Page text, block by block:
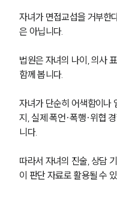
자녀가 면접교섭을 거부한
은 아닙니다.
법원은 자녀의 나이, 의사
함께 봅니다.
자녀가 단순히 어색함이나
지, 실제 폭언·폭행·위협
니다.
따라서 자녀의 진술, 상담
이 판단 자료로 활용될 수